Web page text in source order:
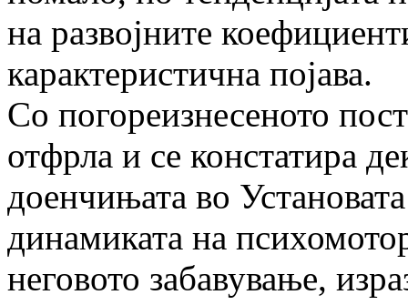
на развојните
карактеристична појава.
Со погореизнесеното
отфрла и се констатира
доенчињата во
динамиката на
неговото забавување,